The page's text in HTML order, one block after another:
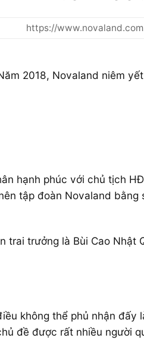
https://
2018, Novaland niêm
hạnh phúc với chủ tịch
tập đoàn Novaland bằng
trưởng là Bùi Cao Nhật
không thể phủ nhận đấy
đề được rất nhiều người